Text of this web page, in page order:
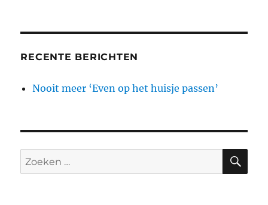
RECENTE BERICHTEN
Nooit meer ‘Even op het huisje passen’
Zoeken
naar: